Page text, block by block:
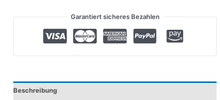
Garantiert sicheres Bezahlen
Beschreibung